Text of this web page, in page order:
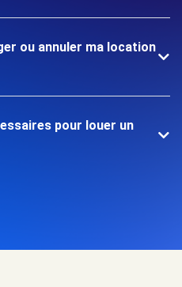
ou annuler ma location
pour louer un